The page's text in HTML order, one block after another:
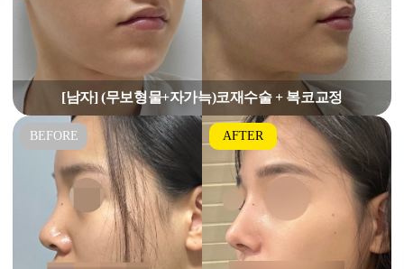
[남자] (무보형물+자가늑)코재수술 + 복코교정